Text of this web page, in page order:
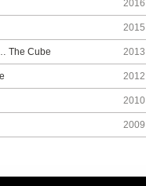
2016
2015
The Cube 2013
2012
2010
2009